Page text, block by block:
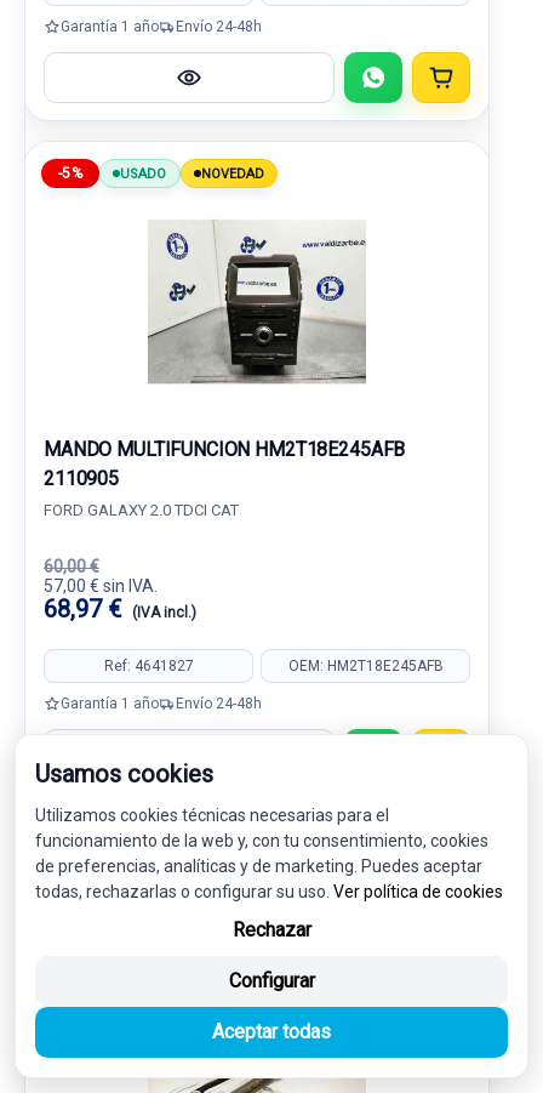
Garantía 1 año Envío 24-48h
-5% USADO NOVEDAD
MANDO MULTIFUNCION HM2T18E245AFB
2110905
FORD GALAXY 2.0 TDCI CAT
60,00 €
57,00 € sin IVA.
68,97 € (IVA incl.)
Ref: 4641827 OEM: HM2T18E245AFB
Garantía 1 año Envío 24-48h
INTERIOR 2
Usamos cookies
Utilizamos cookies técnicas necesarias para el
funcionamiento de la web y, con tu consentimiento, cookies
de preferencias, analíticas y de marketing. Puedes aceptar
todas, rechazarlas o configurar su uso. Ver política de cookies
Rechazar
Configurar
Aceptar todas